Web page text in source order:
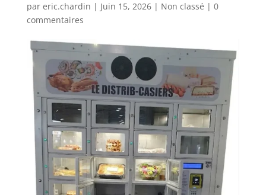
par eric.chardin | Juin 15, 2026| Non classé | 0
commentaires